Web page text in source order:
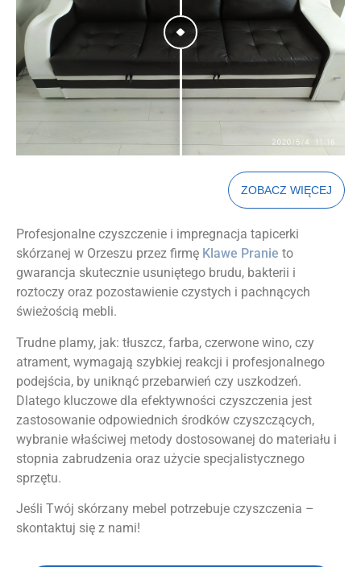
ZOBACZ WIĘCEJ
Profesjonalne czyszczenie i impregnacja tapicerki
skórzanej w Orzeszu przez firmę Klawe Pranie to
gwarancja skutecznie usuniętego brudu, bakterii i
roztoczy oraz pozostawienie czystych i pachnących
świeżością mebli.
Trudne plamy, jak: tłuszcz, farba, czerwone wino, czy
atrament, wymagają szybkiej reakcji i profesjonalnego
podejścia, by uniknąć przebarwień czy uszkodzeń.
Dlatego kluczowe dla efektywności czyszczenia jest
zastosowanie odpowiednich środków czyszczących,
wybranie właściwej metody dostosowanej do materiału i
stopnia zabrudzenia oraz użycie specjalistycznego
sprzętu.
Jeśli Twój skórzany mebel potrzebuje czyszczenia –
skontaktuj się z nami!